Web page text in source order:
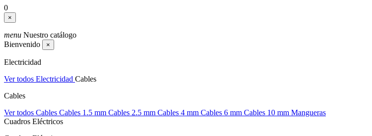
0
×
menu Nuestro catálogo
Bienvenido
×
Electricidad
Ver todos Electricidad Cables
Cables
Ver todos Cables Cables 1.5 mm Cables 2.5 mm Cables 4 mm Cables 6 mm Cables 10 mm Mangueras
Cuadros Eléctricos